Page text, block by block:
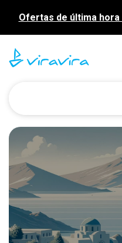
Ofertas de última hora